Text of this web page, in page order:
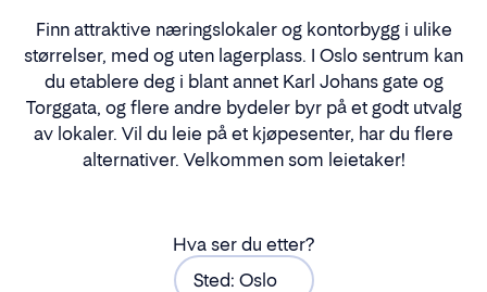
Finn attraktive næringslokaler og kontorbygg i ulike
størrelser, med og uten lagerplass. I Oslo sentrum kan
du etablere deg i blant annet Karl Johans gate og
Torggata, og flere andre bydeler byr på et godt utvalg
av lokaler. Vil du leie på et kjøpesenter, har du flere
alternativer. Velkommen som leietaker!
Hva ser du etter?
Sted: Oslo